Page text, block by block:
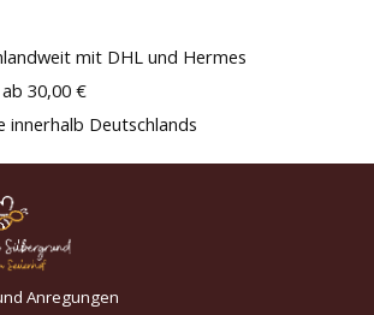
mit DHL und Hermes
30,00 €
innerhalb Deutschlands
Anregungen